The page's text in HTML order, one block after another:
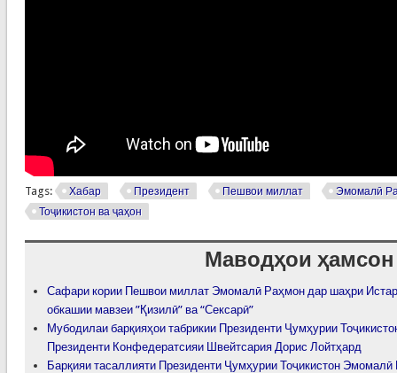
Tags: Хабар Президент Пешвои миллат
Эмомалӣ
Тоҷикистон ва ҷаҳон
Маводҳои ҳамсон
Сафари кории Пешвои миллат Эмомалӣ Раҳмон дар шаҳри
обкашии мавзеи ”Қизилӣ” ва “Сексарӣ”
Мубодилаи барқияҳои табрикии Президенти Ҷумҳурии
Президенти Конфедератсияи Швейтсария Дорис Лойтҳард
Барқияи тасаллияти Президенти Ҷумҳурии Тоҷикистон